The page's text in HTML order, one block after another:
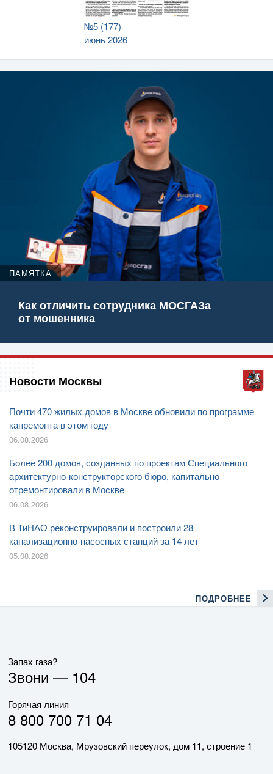
№5 (177)
июнь 2026
ПАМЯТКА
Как отличить сотрудника МОСГАЗа
от мошенника
Новости Москвы
Почти 470 жилых домов в Москве обновили по программе
капремонта в этом году
06.08.2026
Более 200 домов, созданных по проектам Специального
архитектурно-конструкторского бюро, капитально
отремонтировали в Москве
06.08.2026
В ТиНАО реконструировали и построили 28
канализационно-насосных станций за 14 лет
05.08.2026
ПОДРОБНЕЕ
Запах газа?
Звони — 104
Горячая линия
8 800 700 71 04
105120 Москва, Мрузовский переулок, дом 11, строение 1